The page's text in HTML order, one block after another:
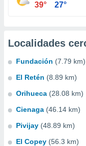
39° 27°
Localidades
Fundación (7.79 km)
El Retén (8.89 km)
Orihueca (28.08 km)
Cienaga (46.14 km)
Pivijay (48.89 km)
El Copey (56.3 km)